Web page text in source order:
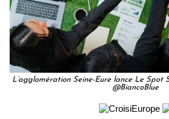
L’agglomération Seine-Eure lance Le Spot
@BiancoBlue